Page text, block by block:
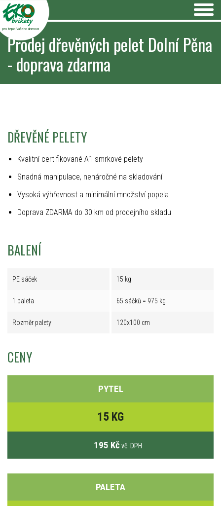
pro teplo Vašeho domova
Prodej dřevěných pelet Dolní Pěna
- doprava zdarma
DŘEVĚNÉ PELETY
Kvalitní certifikované A1 smrkové pelety
Snadná manipulace, nenáročné na skladování
Vysoká výhřevnost a minimální množství popela
Doprava ZDARMA do 30 km od prodejního skladu
BALENÍ
PE sáček 15 kg
1 paleta 65 sáčků = 975 kg
Rozměr palety 120x100 cm
CENY
PYTEL
15 KG
195 Kč vč. DPH
PALETA